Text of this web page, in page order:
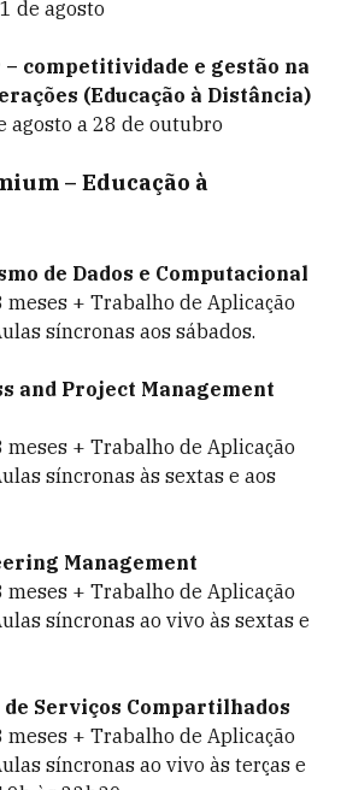
de agosto
competitividade e gestão na
(Educação à Distância)
agosto a 28 de outubro
– Educação à
de Dados e Computacional
+ Trabalho de Aplicação
síncronas aos sábados.
and Project Management
+ Trabalho de Aplicação
síncronas às sextas e aos
Management
+ Trabalho de Aplicação
síncronas ao vivo às sextas e
Serviços Compartilhados
+ Trabalho de Aplicação
síncronas ao vivo às terças e